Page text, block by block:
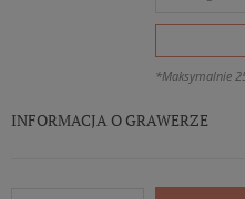
*Maksymalnie
INFORMACJA O GRAWERZE